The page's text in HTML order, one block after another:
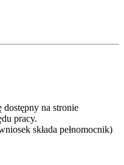
na stronie
pracy.
składa pełnomocnik)